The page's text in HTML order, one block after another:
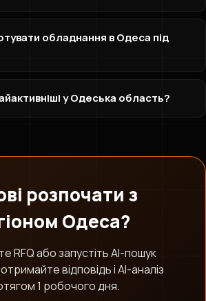
обладнання в Одеса під
у Одеська область?
розпочати з
Одеса?
RFQ або запустіть AI-пошук
відповідь і AI-аналіз
1 робочого дня.